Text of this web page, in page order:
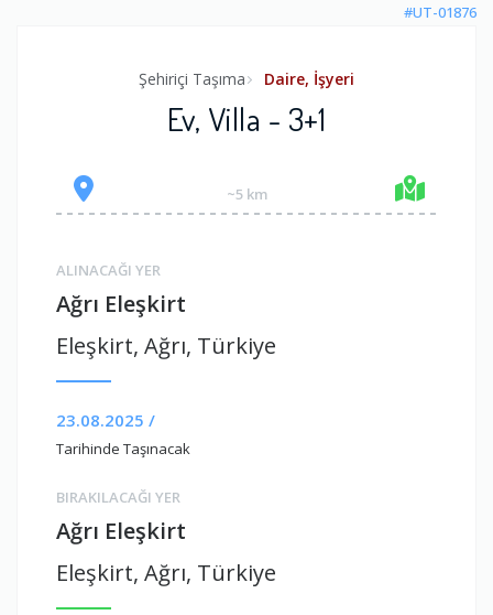
#UT-01876
Şehiriçi Taşıma Daire, İşyeri
Ev, Villa - 3+1
~5 km
ALINACAĞI YER
Ağrı Eleşkirt
Eleşkirt, Ağrı, Türkiye
23.08.2025 /
Tarihinde Taşınacak
BIRAKILACAĞI YER
Ağrı Eleşkirt
Eleşkirt, Ağrı, Türkiye